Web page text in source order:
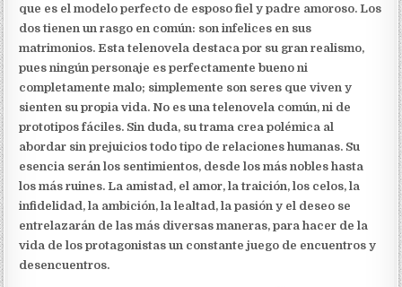
que es el modelo perfecto de esposo fiel y padre amoroso. Los
dos tienen un rasgo en común: son infelices en sus
matrimonios. Esta telenovela destaca por su gran realismo,
pues ningún personaje es perfectamente bueno ni
completamente malo; simplemente son seres que viven y
sienten su propia vida. No es una telenovela común, ni de
prototipos fáciles. Sin duda, su trama crea polémica al
abordar sin prejuicios todo tipo de relaciones humanas. Su
esencia serán los sentimientos, desde los más nobles hasta
los más ruines. La amistad, el amor, la traición, los celos, la
infidelidad, la ambición, la lealtad, la pasión y el deseo se
entrelazarán de las más diversas maneras, para hacer de la
vida de los protagonistas un constante juego de encuentros y
desencuentros.